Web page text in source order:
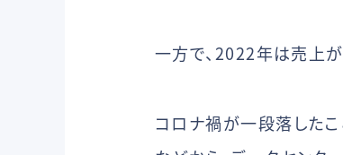
一方で、2022年は売上
コロナ禍が一段落した